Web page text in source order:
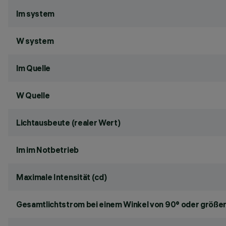
lm system
W system
lm Quelle
W Quelle
Lichtausbeute (realer Wert)
lm im Notbetrieb
Maximale Intensität (cd)
Gesamtlichtstrom bei einem Winkel von 90° oder